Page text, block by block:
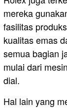
mereka
fasilitas
kualitas emas
semua bagian
mulai dari
dial.
Hal lain yang